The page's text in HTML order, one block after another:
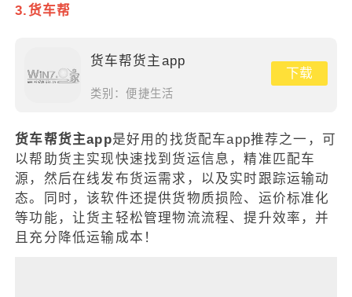
3.货车帮
货车帮货主app
类别：便捷生活
下载
货车帮货主app是好用的找货配车app推荐之一，可
以帮助货主实现快速找到货运信息，精准匹配车
源，然后在线发布货运需求，以及实时跟踪运输动
态。同时，该软件还提供货物质损险、运价标准化
等功能，让货主轻松管理物流流程、提升效率，并
且充分降低运输成本！